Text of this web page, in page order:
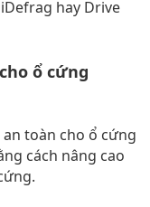
hay Drive
ổ cứng
toàn cho ổ cứng
cách nâng cao